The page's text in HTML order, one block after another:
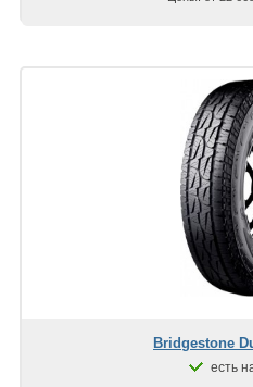
Bridgestone
есть